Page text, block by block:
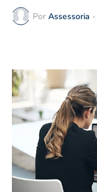
Por Assessoria -